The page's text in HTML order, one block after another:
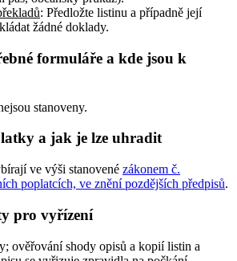
: Předložte listinu a případně její
žádné doklady.
formuláře a kde jsou k
stanoveny.
a jak je lze uhradit
ve výši stanovené zákonem č.
poplatcích, ve znění pozdějších předpisů.
pro vyřízení
ověřování shody opisů a kopií listin a